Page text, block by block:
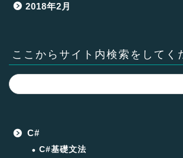
2018年2月
ここからサイト内検索をしてく
C#
C#基礎文法